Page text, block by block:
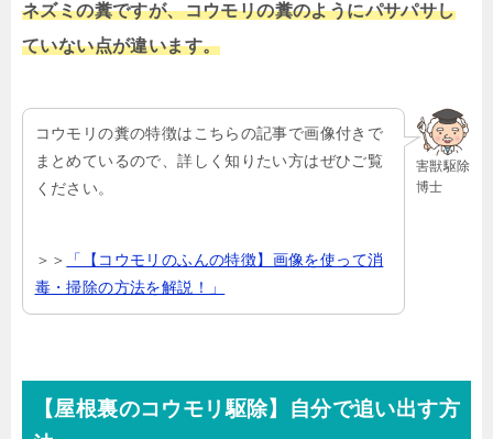
ネズミの糞ですが、コウモリの糞のようにパサパサし
ていない点が違います。
害獣駆除
博士
コウモリの糞の特徴はこちらの記事で画像付きで
まとめているので、詳しく知りたい方はぜひご覧
ください。
＞＞
「【コウモリのふんの特徴】画像を使って消
毒・掃除の方法を解説！」
【屋根裏のコウモリ駆除】自分で追い出す方